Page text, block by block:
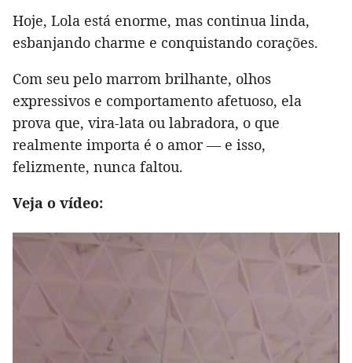
Hoje, Lola está enorme, mas continua linda,
esbanjando charme e conquistando corações.
Com seu pelo marrom brilhante, olhos
expressivos e comportamento afetuoso, ela
prova que, vira-lata ou labradora, o que
realmente importa é o amor — e isso,
felizmente, nunca faltou.
Veja o vídeo: